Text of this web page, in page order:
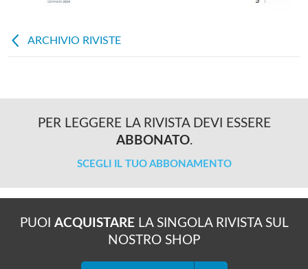
ARCHIVIO RIVISTE
PER LEGGERE LA RIVISTA DEVI ESSERE
ABBONATO.
SCEGLI IL TUO ABBONAMENTO
PUOI ACQUISTARELA SINGOLA RIVISTA SUL
NOSTRO SHOP